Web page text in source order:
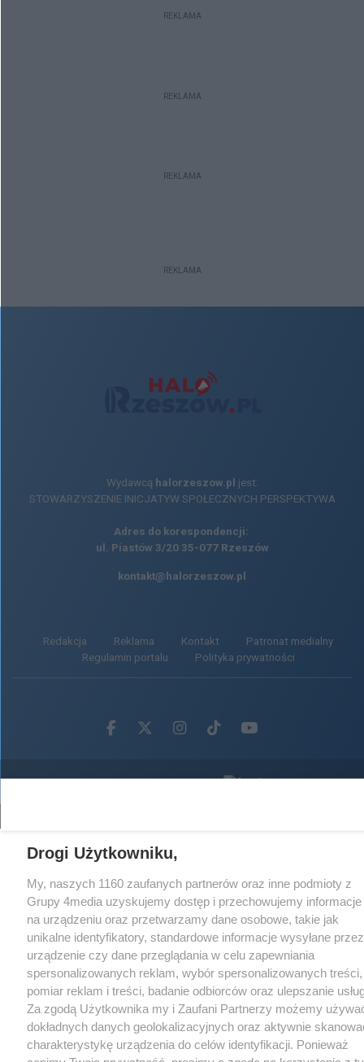
REKLAMA
REKLAMA
REKLAMA
REKLAMA
Wydawcą halorzeszow.pl jest:
STOWARZYSZENIE INICJATYW SPOŁECZNYCH PERSPEKTYWA
Adres do korespondencji:
ul. Piastów 3/20 35-077 Rzeszów
kontakt@halorzeszow.pl
Redakcja Reklama Kontakt
Patronat medialny
Regulamin portalu
Polityka prywatności
Facebook.com
X.comInstagram.com
Tiktok.comYoutube.com
Drogi Użytkowniku,
My, naszych 1160 zaufanych partnerów oraz inne podmioty z
Grupy 4media uzyskujemy dostęp i przechowujemy informacje
na urządzeniu oraz przetwarzamy dane osobowe, takie jak
unikalne identyfikatory, standardowe informacje wysyłane przez
urządzenie czy dane przeglądania w celu zapewniania
spersonalizowanych reklam, wybór spersonalizowanych treści,
pomiar reklam i treści, badanie odbiorców oraz ulepszanie
Za zgodą Użytkownika my i Zaufani Partnerzy możemy
dokładnych danych geolokalizacyjnych oraz aktywnie
charakterystykę urządzenia do celów identyfikacji. Ponieważ